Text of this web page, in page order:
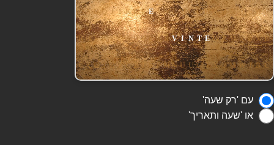
עם 'רק שעה'
או 'שעה ותאריך'